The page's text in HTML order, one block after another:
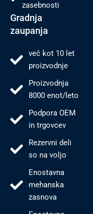
zasebnosti
Gradnja
zaupanja
več kot 10 let
proizvodnje
Proizvodnja
8000 enot/leto
Podpora OEM
in trgovcev
Rezervni deli
so na voljo
Enostavna
mehanska
zasnova